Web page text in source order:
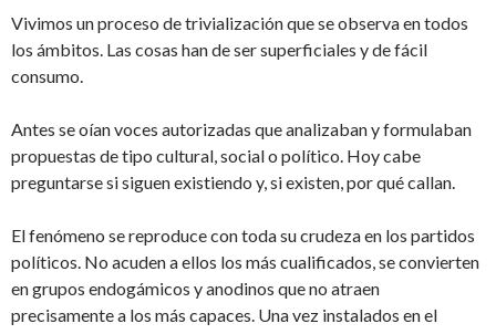
Vivimos un proceso de trivialización que se observa en todos
los ámbitos. Las cosas han de ser superficiales y de fácil
consumo.
Antes se oían voces autorizadas que analizaban y formulaban
propuestas de tipo cultural, social o político. Hoy cabe
preguntarse si siguen existiendo y, si existen, por qué callan.
El fenómeno se reproduce con toda su crudeza en los partidos
políticos. No acuden a ellos los más cualificados, se convierten
en grupos endogámicos y anodinos que no atraen
precisamente a los más capaces. Una vez instalados en el